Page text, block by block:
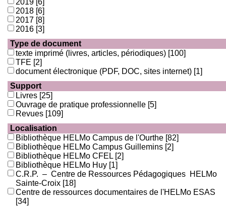
2018 [6]
2017 [8]
2016 [3]
Type de document
texte imprimé (livres, articles, périodiques) [100]
TFE [2]
document électronique (PDF, DOC, sites internet) [1]
Support
Livres [25]
Ouvrage de pratique professionnelle [5]
Revues [109]
Localisation
Bibliothèque HELMo Campus de l'Ourthe [82]
Bibliothèque HELMo Campus Guillemins [2]
Bibliothèque HELMo CFEL [2]
Bibliothèque HELMo Huy [1]
C.R.P. – Centre de Ressources Pédagogiques HELMo
Sainte-Croix [18]
Centre de ressources documentaires de l'HELMo ESAS
[34]